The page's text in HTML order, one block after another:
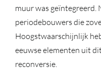
muur was
periodebouwers die
Hoogstwaarschijnlijk
eeuwse elementen uit
reconversie.